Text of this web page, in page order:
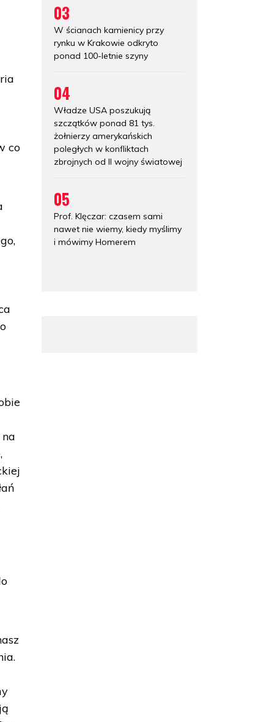
co
03
W ścianach kamienicy przy
rynku w Krakowie odkryto
ponad 100-letnie szyny
04
Władze USA poszukują
szczątków ponad 81 tys.
żołnierzy amerykańskich
poległych w konfliktach
zbrojnych od II wojny światowej
05
Prof. Klęczar: czasem sami
nawet nie wiemy, kiedy myślimy
i mówimy Homerem